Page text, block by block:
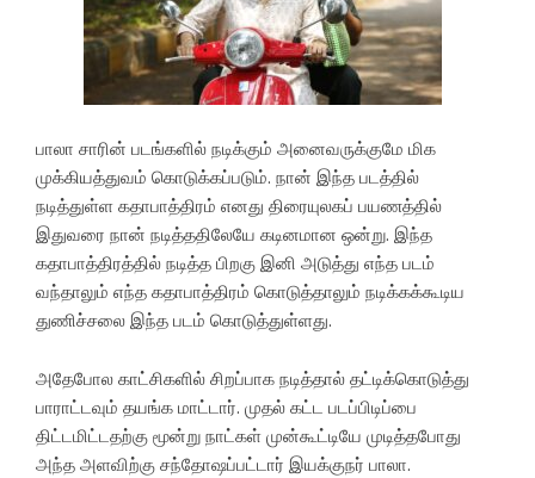
பாலா சாரின் படங்களில் நடிக்கும் அனைவருக்குமே மிக
முக்கியத்துவம் கொடுக்கப்படும். நான் இந்த படத்தில்
நடித்துள்ள கதாபாத்திரம் எனது திரையுலகப் பயணத்தில்
இதுவரை நான் நடித்ததிலேயே கடினமான ஒன்று. இந்த
கதாபாத்திரத்தில் நடித்த பிறகு இனி அடுத்து எந்த படம்
வந்தாலும் எந்த கதாபாத்திரம் கொடுத்தாலும் நடிக்கக்கூடிய
துணிச்சலை இந்த படம் கொடுத்துள்ளது.
அதேபோல காட்சிகளில் சிறப்பாக நடித்தால் தட்டிக்கொடுத்து
பாராட்டவும் தயங்க மாட்டார். முதல் கட்ட படப்பிடிப்பை
திட்டமிட்டதற்கு மூன்று நாட்கள் முன்கூட்டியே முடித்தபோது
அந்த அளவிற்கு சந்தோஷப்பட்டார் இயக்குநர் பாலா.